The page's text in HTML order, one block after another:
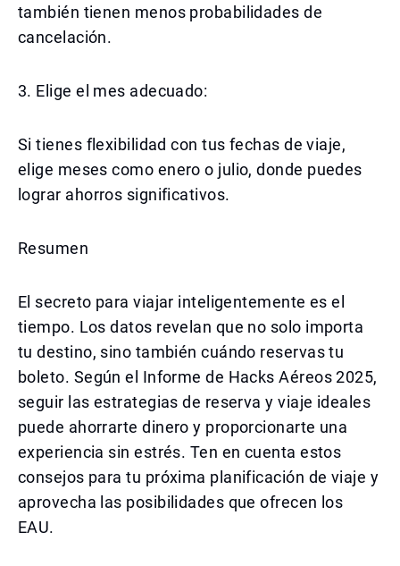
también tienen menos probabilidades de
cancelación.
3. Elige el mes adecuado:
Si tienes flexibilidad con tus fechas de viaje,
elige meses como enero o julio, donde puedes
lograr ahorros significativos.
Resumen
El secreto para viajar inteligentemente es el
tiempo. Los datos revelan que no solo importa
tu destino, sino también cuándo reservas tu
boleto. Según el Informe de Hacks Aéreos 2025,
seguir las estrategias de reserva y viaje ideales
puede ahorrarte dinero y proporcionarte una
experiencia sin estrés. Ten en cuenta estos
consejos para tu próxima planificación de viaje y
aprovecha las posibilidades que ofrecen los
EAU.